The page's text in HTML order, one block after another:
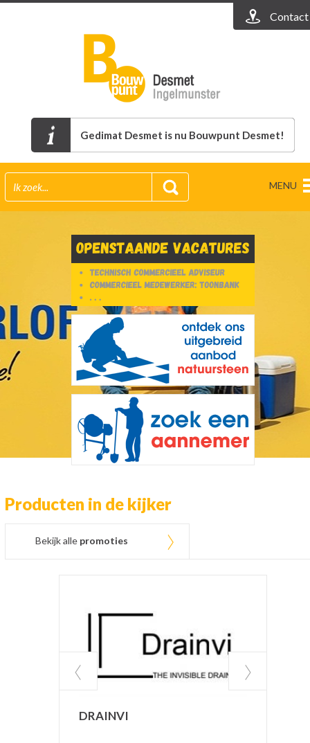
Contact
Gedimat Desmet is nu Bouwpunt Desmet!
MENU
Producten in de kijker
Bekijk alle promoties
DRAINVI